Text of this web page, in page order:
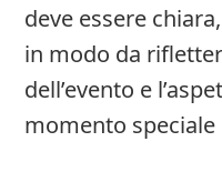
deve essere
in modo da
dell’evento e
momento